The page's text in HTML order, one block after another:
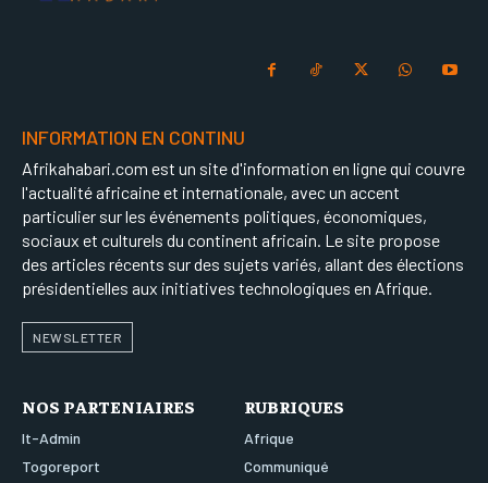
INFORMATION EN CONTINU
Afrikahabari.com est un site d'information en ligne qui couvre
l'actualité africaine et internationale, avec un accent
particulier sur les événements politiques, économiques,
sociaux et culturels du continent africain. Le site propose
des articles récents sur des sujets variés, allant des élections
présidentielles aux initiatives technologiques en Afrique.
NEWSLETTER
NOS PARTENIAIRES
It-Admin
Togoreport
RUBRIQUES
Afrique
Communiqué